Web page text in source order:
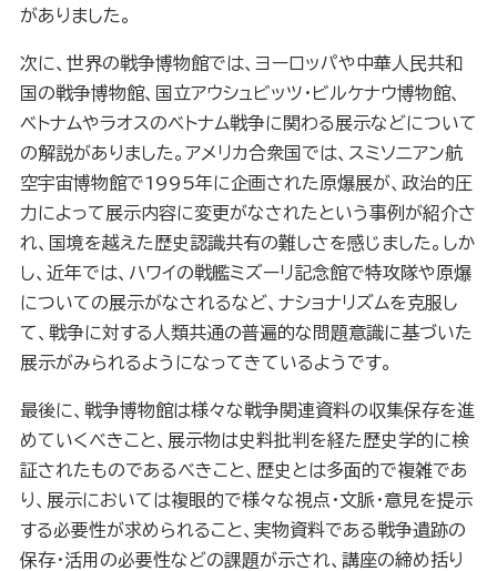
がありました。
次に、世界の戦争博物館では、ヨーロッパや中華人民共和
国の戦争博物館、国立アウシュビッツ・ビルケナウ博物館、
ベトナムやラオスのベトナム戦争に関わる展示などについて
の解説がありました。アメリカ合衆国では、スミソニアン航
空宇宙博物館で1995年に企画された原爆展が、政治的圧
力によって展示内容に変更がなされたという事例が紹介さ
れ、国境を越えた歴史認識共有の難しさを感じました。しか
し、近年では、ハワイの戦艦ミズーリ記念館で特攻隊や原爆
についての展示がなされるなど、ナショナリズムを克服し
て、戦争に対する人類共通の普遍的な問題意識に基づいた
展示がみられるようになってきているようです。
最後に、戦争博物館は様々な戦争関連資料の収集保存を進
めていくべきこと、展示物は史料批判を経た歴史学的に検
証されたものであるべきこと、歴史とは多面的で複雑であ
り、展示においては複眼的で様々な視点・文脈・意見を提示
する必要性が求められること、実物資料である戦争遺跡の
保存・活用の必要性などの課題が示され、講座の締め括り